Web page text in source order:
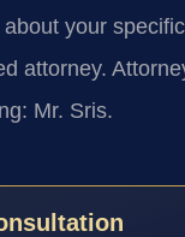
your
attorney.
Mr. Sris.